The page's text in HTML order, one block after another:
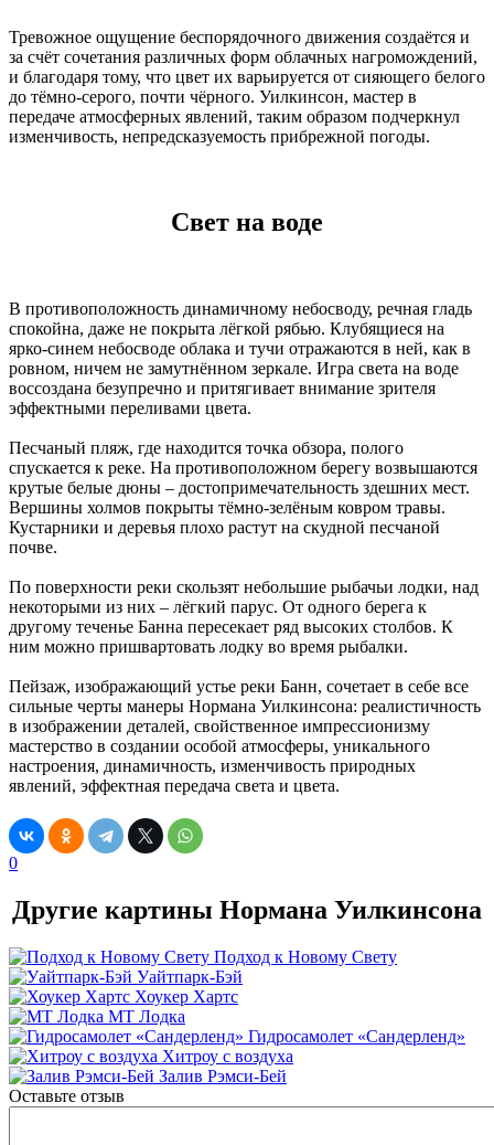
Тревожное ощущение беспорядочного движения создаётся и
за счёт сочетания различных форм облачных нагромождений,
и благодаря тому, что цвет их варьируется от сияющего белого
до тёмно-серого, почти чёрного. Уилкинсон, мастер в
передаче атмосферных явлений, таким образом подчеркнул
изменчивость, непредсказуемость прибрежной погоды.
Свет на воде
В противоположность динамичному небосводу, речная гладь
спокойна, даже не покрыта лёгкой рябью. Клубящиеся на
ярко-синем небосводе облака и тучи отражаются в ней, как в
ровном, ничем не замутнённом зеркале. Игра света на воде
воссоздана безупречно и притягивает внимание зрителя
эффектными переливами цвета.
Песчаный пляж, где находится точка обзора, полого
спускается к реке. На противоположном берегу возвышаются
крутые белые дюны – достопримечательность здешних мест.
Вершины холмов покрыты тёмно-зелёным ковром травы.
Кустарники и деревья плохо растут на скудной песчаной
почве.
По поверхности реки скользят небольшие рыбачьи лодки, над
некоторыми из них – лёгкий парус. От одного берега к
другому теченье Банна пересекает ряд высоких столбов. К
ним можно пришвартовать лодку во время рыбалки.
Пейзаж, изображающий устье реки Банн, сочетает в себе все
сильные черты манеры Нормана Уилкинсона: реалистичность
в изображении деталей, свойственное импрессионизму
мастерство в создании особой атмосферы, уникального
настроения, динамичность, изменчивость природных
явлений, эффектная передача света и цвета.
0
Другие картины Нормана Уилкинсона
Подход к Новому Свету
Уайтпарк-Бэй
Хоукер Хартс
МТ Лодка
Гидросамолет «Сандерленд»
Хитроу с воздуха
Залив Рэмси-Бей
Оставьте отзыв